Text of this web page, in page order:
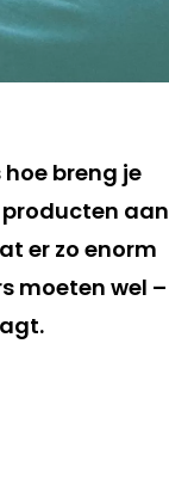
breng je
aan
er zo enorm
moeten wel –